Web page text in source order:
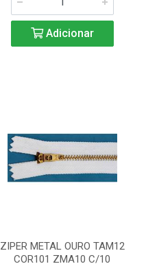
Adicionar
ZIPER METAL OURO TAM12
COR101 ZMA10 C/10